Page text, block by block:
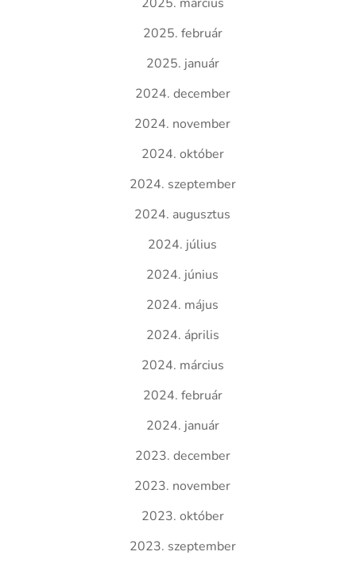
2025. február
2025. január
2024. december
2024. november
2024. október
2024. szeptember
2024. augusztus
2024. július
2024. június
2024. május
2024. április
2024. március
2024. február
2024. január
2023. december
2023. november
2023. október
2023. szeptember